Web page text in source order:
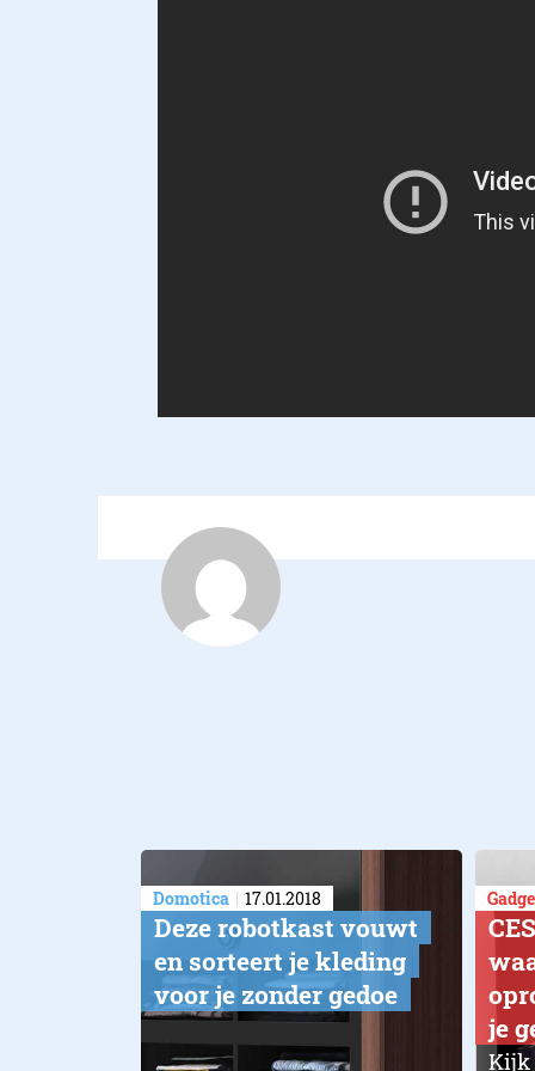
Domotica 17.01.2018
Deze robotkast vouwt
en sorteert je kleding
voor je zonder gedoe
je
Kijk